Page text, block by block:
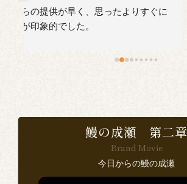
鰻の成瀬 第二章
Brand Movie
今日からの鰻の成瀬